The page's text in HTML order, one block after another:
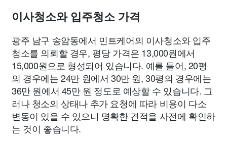
이사청소와 입주청소 가격
광주 남구 송암동에서 민트케어의 이사청소와 입주
청소를 의뢰할 경우, 평당 가격은 13,000원에서
15,000원으로 형성되어 있습니다. 예를 들어, 20평
의 경우에는 24만 원에서 30만 원, 30평의 경우에는
36만 원에서 45만 원 정도로 예상할 수 있습니다. 그
러나 청소의 상태나 추가 요청에 따라 비용이 다소
변동이 있을 수 있으니 명확한 견적을 사전에 확인하
는 것이 좋습니다.